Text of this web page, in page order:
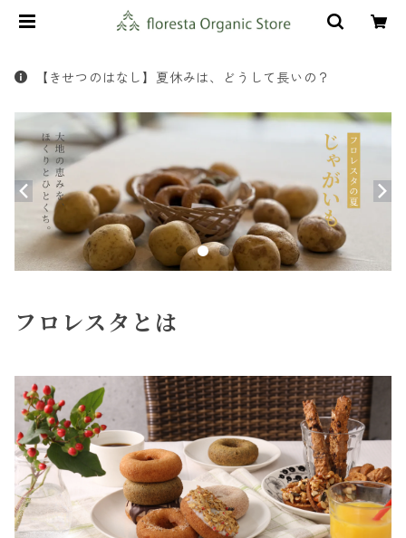
【きせつのはなし】夏休みは、どうして長いの？
フロレスタとは